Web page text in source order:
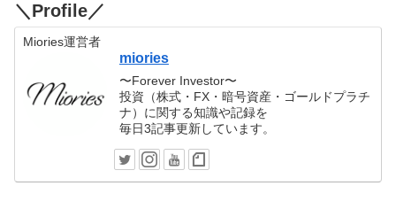
＼Profile／
Miories運営者
miories
〜Forever Investor〜
投資（株式・FX・暗号資産・ゴールドプラチ
ナ）に関する知識や記録を
毎日3記事更新しています。